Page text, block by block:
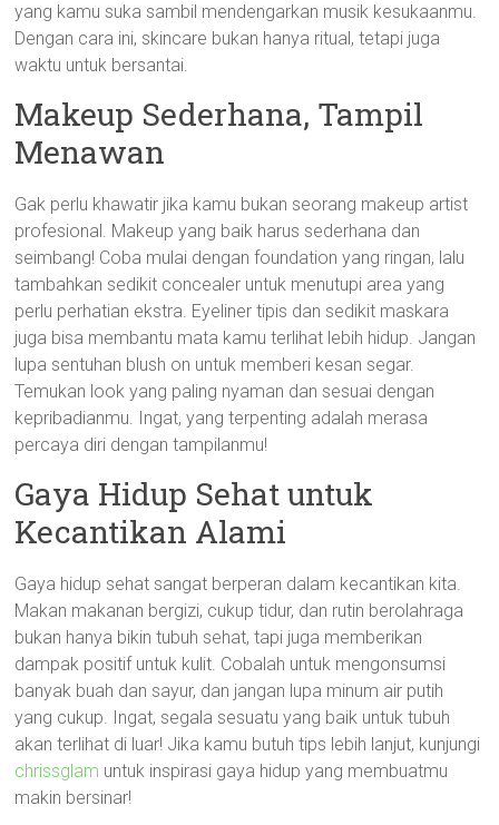
yang kamu suka sambil mendengarkan musik kesukaanmu.
Dengan cara ini, skincare bukan hanya ritual, tetapi juga
waktu untuk bersantai.
Makeup Sederhana, Tampil
Menawan
Gak perlu khawatir jika kamu bukan seorang makeup artist
profesional. Makeup yang baik harus sederhana dan
seimbang! Coba mulai dengan foundation yang ringan, lalu
tambahkan sedikit concealer untuk menutupi area yang
perlu perhatian ekstra. Eyeliner tipis dan sedikit maskara
juga bisa membantu mata kamu terlihat lebih hidup. Jangan
lupa sentuhan blush on untuk memberi kesan segar.
Temukan look yang paling nyaman dan sesuai dengan
kepribadianmu. Ingat, yang terpenting adalah merasa
percaya diri dengan tampilanmu!
Gaya Hidup Sehat untuk
Kecantikan Alami
Gaya hidup sehat sangat berperan dalam kecantikan kita.
Makan makanan bergizi, cukup tidur, dan rutin berolahraga
bukan hanya bikin tubuh sehat, tapi juga memberikan
dampak positif untuk kulit. Cobalah untuk mengonsumsi
banyak buah dan sayur, dan jangan lupa minum air putih
yang cukup. Ingat, segala sesuatu yang baik untuk tubuh
akan terlihat di luar! Jika kamu butuh tips lebih lanjut, kunjungi
chrissglam untuk inspirasi gaya hidup yang membuatmu
makin bersinar!